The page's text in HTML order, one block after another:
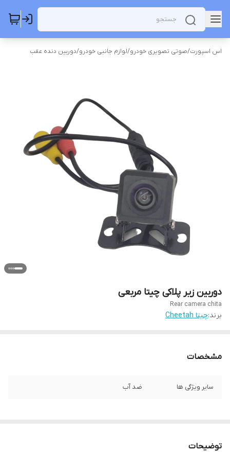
اس اسپورت/صوتی تصویری خودرو/لوازم جانبی خودرو/دوربین دنده عقب
دوربین زیر پلاکی چیتا مربعی
Rear camera chita
برند:چیتا Cheetah
مشخصات
سایر ویژگی ها ضد آب
توضیحات